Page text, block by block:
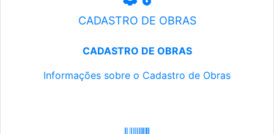
CADASTRO DE OBRAS
CADASTRO DE OBRAS
Informações sobre o Cadastro de Obras